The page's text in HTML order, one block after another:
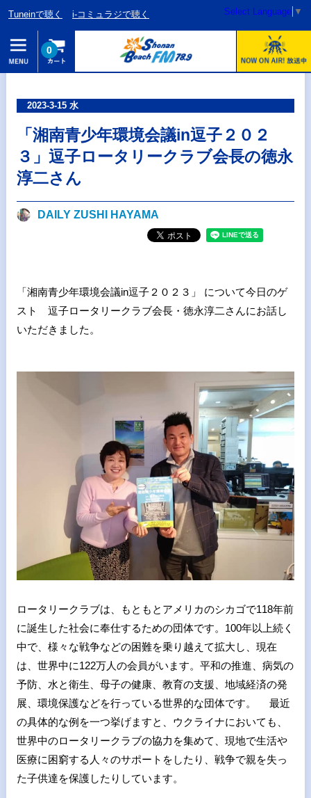
Tuneinで聴く i-コミュラジで聴く Select Language ▼
0
2023-3-15 水
「湘南青少年環境会議in逗子２０２
３」逗子ロータリークラブ会長の徳永
淳二さん
DAILY ZUSHI HAYAMA
「湘南青少年環境会議in逗子２０２３」 について今日のゲ
スト 逗子ロータリークラブ会長・徳永淳二さんにお話し
いただきました。
ロータリークラブは、もともとアメリカのシカゴで118年前
に誕生した社会に奉仕するための団体です。100年以上続く
中で、様々な戦争などの困難を乗り越えて拡大し、現在
は、世界中に122万人の会員がいます。平和の推進、病気の
予防、水と衛生、母子の健康、教育の支援、地域経済の発
展、環境保護などを行っている世界的な団体です。 最近
の具体的な例を一つ挙げますと、ウクライナにおいても、
世界中のロータリークラブの協力を集めて、現地で生活や
医療に困窮する人々のサポートをしたり、戦争で親を失っ
た子供達を保護したりしています。